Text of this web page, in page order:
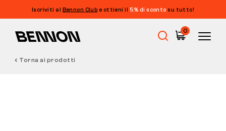
Iscriviti al Bennon Club e ottieni il 5% di sconto su tutto!
0
Torna ai prodotti